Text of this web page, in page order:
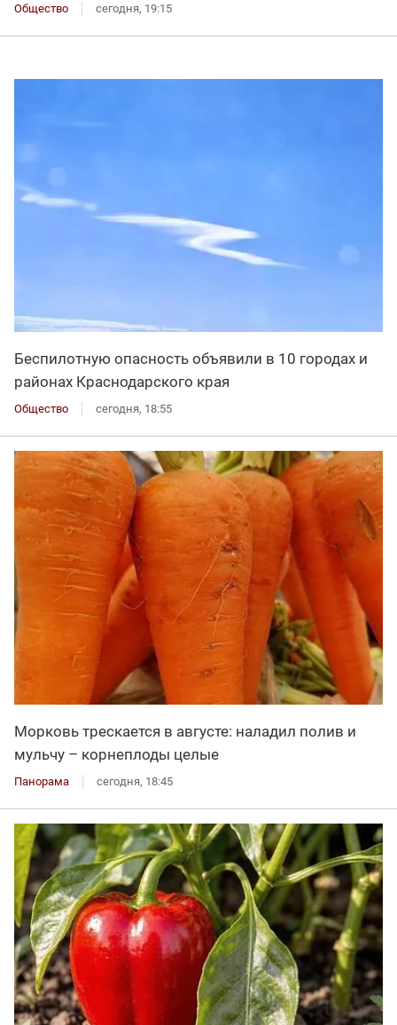
Общество сегодня, 19:15
Беспилотную опасность объявили в 10 городах и
районах Краснодарского края
Общество сегодня, 18:55
Морковь трескается в августе: наладил полив и
мульчу – корнеплоды целые
Панорама сегодня, 18:45